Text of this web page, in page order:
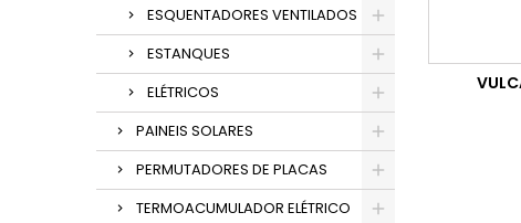
ESQUENTADORES VENTILADOS
ESTANQUES
ELÉTRICOS
PAINEIS SOLARES
PERMUTADORES DE PLACAS
TERMOACUMULADOR ELÉTRICO